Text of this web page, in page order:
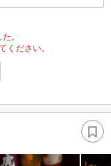
。
ださい。